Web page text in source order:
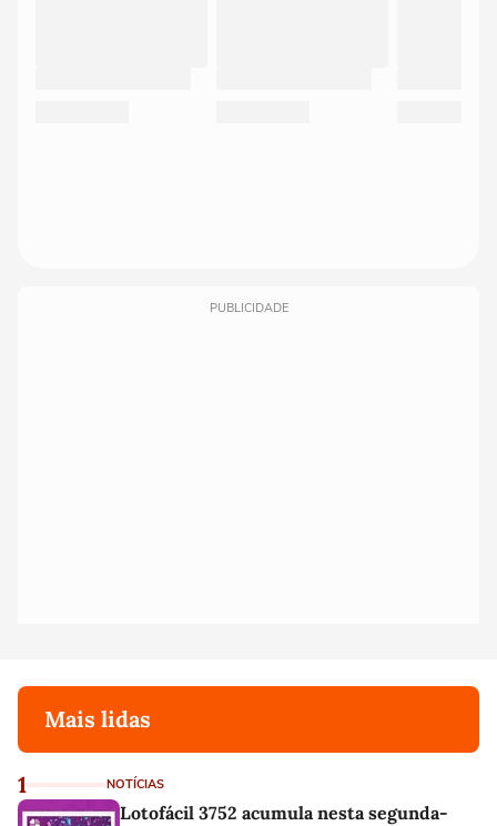
PUBLICIDADE
Mais lidas
1 NOTÍCIAS
Lotofácil 3752 acumula nesta segunda-